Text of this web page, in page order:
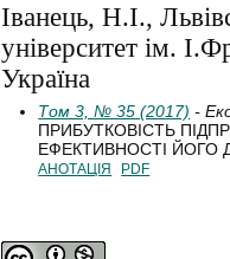
Іванець, Н.І.,
університет ім.
Україна
Том 3, № 35 (2017) -
ПРИБУТКОВІСТЬ
ЕФЕКТИВНОСТІ ЙОГО
АНОТАЦІЯ PDF